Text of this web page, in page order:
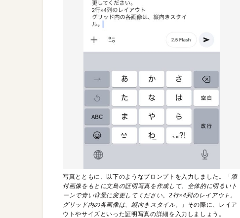
写真とともに、以下のようなプロンプトを入力しました。「 添
付画像をもとに文鳥の証明写真を作成して。全体的に明るいト
ーンで青い背景に変更してください。2行×4列のレイアウト。
グリッド内の各画像は、縦向きスタイル。」その際に、レイア
ウトやサイズといった証明写真の詳細を入力しましょう。